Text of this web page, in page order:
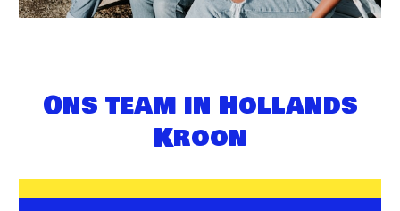
Ons team in Hollands
Kroon